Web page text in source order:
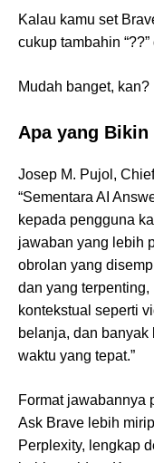
Kalau kamu set
cukup tambahin
Mudah banget, kan?
Apa yang Bikin
Josep M. Pujol,
“Sementara AI
kepada pengguna
jawaban yang lebih
obrolan yang
dan yang
kontekstual seperti
belanja, dan banyak
waktu yang tepat.”
Format jawabannya
Ask Brave lebih
Perplexity, lengkap